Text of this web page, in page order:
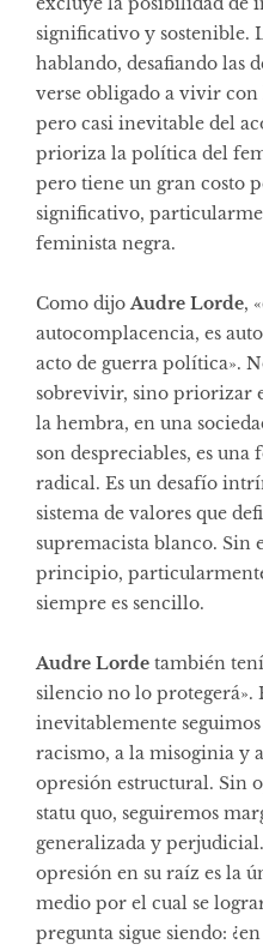
significativo y sostenible.
hablando, desafiando las
verse obligado a vivir
pero casi inevitable del
prioriza la política del
pero tiene un gran costo
significativo,
feminista negra.
Como dijo Audre Lorde,
autocomplacencia, es
acto de guerra política».
sobrevivir, sino priorizar
la hembra, en una
son despreciables, es
radical. Es un desafío
sistema de valores que
supremacista blanco. Sin
principio,
siempre es sencillo.
Audre Lorde también
silencio no lo protegerá».
inevitablemente
racismo, a la misoginia y
opresión estructural. Sin
statu quo, seguiremos
generalizada y
opresión en su raíz es la
medio por el cual se
pregunta sigue siendo: